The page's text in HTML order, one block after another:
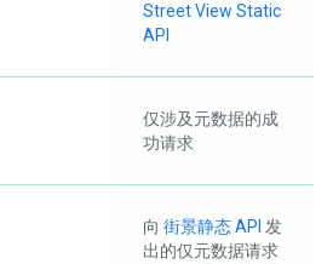
Street View Static
API
仅涉及元数据的成
功请求
向 街景静态 API 发
出的仅元数据请求